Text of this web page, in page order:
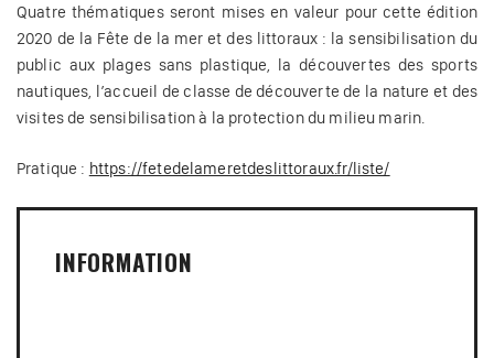
Quatre thématiques seront mises en valeur pour cette édition
2020 de la Fête de la mer et des littoraux : la sensibilisation du
public aux plages sans plastique, la découvertes des sports
nautiques, l’accueil de classe de découverte de la nature et des
visites de sensibilisation à la protection du milieu marin.
Pratique : https://fetedelameretdeslittoraux.fr/liste/
INFORMATION